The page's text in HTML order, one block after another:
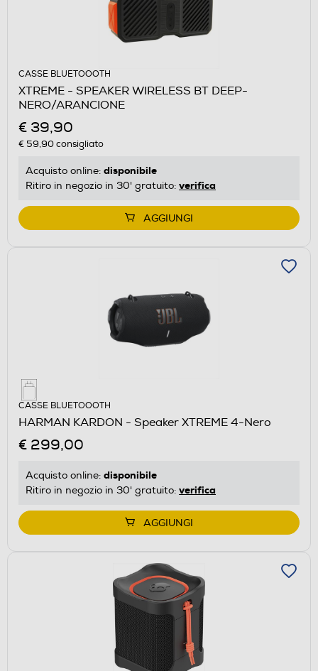
CASSE BLUETOOOTH
XTREME - SPEAKER WIRELESS BT DEEP-
NERO/ARANCIONE
€ 39,90
€ 59,90consigliato
Acquisto online: disponibile
Ritiro in negozio in 30' gratuito: verifica
AGGIUNGI
CASSE BLUETOOOTH
HARMAN KARDON - Speaker XTREME 4-Nero
€ 299,00
Acquisto online: disponibile
Ritiro in negozio in 30' gratuito: verifica
AGGIUNGI